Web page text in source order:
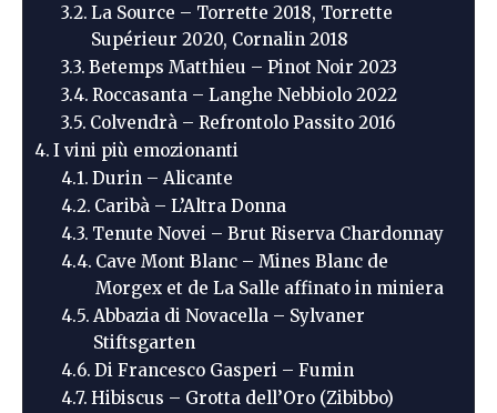
La Source – Torrette 2018, Torrette
Supérieur 2020, Cornalin 2018
Betemps Matthieu – Pinot Noir 2023
Roccasanta – Langhe Nebbiolo 2022
Colvendrà – Refrontolo Passito 2016
I vini più emozionanti
Durin – Alicante
Caribà – L’Altra Donna
Tenute Novei – Brut Riserva Chardonnay
Cave Mont Blanc – Mines Blanc de
Morgex et de La Salle affinato in miniera
Abbazia di Novacella – Sylvaner
Stiftsgarten
Di Francesco Gasperi – Fumin
Hibiscus – Grotta dell’Oro (Zibibbo)